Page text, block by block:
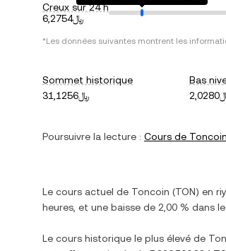
Creux sur 24 h
﷼6,2754
*Les données suivantes montrent les
Sommet historique
﷼31,1256
Bas
Poursuivre la lecture : Cours de Toncoin
Le cours actuel de Toncoin (TON) en
heures, et une baisse de 2,00 % dans
Le cours historique le plus élevé de